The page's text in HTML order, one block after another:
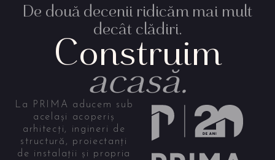
De două decenii ridicăm mai mult
decât clădiri.
Construim
acasă.
La PRIMA aducem sub
același acoperiș
arhitecți, ingineri de
structură, proiectanți
de instalații și propria